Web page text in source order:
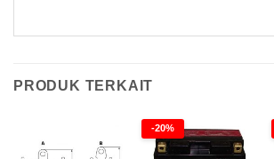
PRODUK TERKAIT
-20%